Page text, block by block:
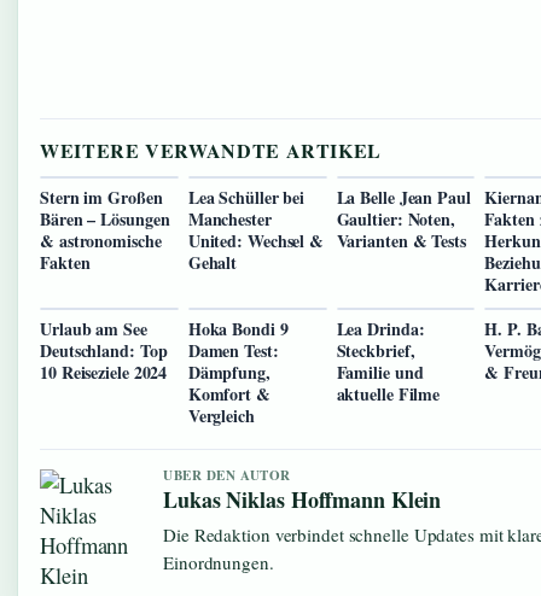
WEITERE VERWANDTE ARTIKEL
Stern im Großen
Bären – Lösungen
& astronomische
Fakten
Lea Schüller bei
Manchester
United: Wechsel &
Gehalt
La Belle Jean Paul
Gaultier: Noten,
Varianten & Tests
Fakten
Urlaub am See
Deutschland: Top
10 Reiseziele 2024
Hoka Bondi 9
Damen Test:
Dämpfung,
Komfort &
Vergleich
Lea Drinda:
Steckbrief,
Familie und
aktuelle Filme
H. P.
&
UBER DEN AUTOR
Lukas Niklas Hoffmann Klein
Die Redaktion verbindet schnelle Updates mit
Einordnungen.